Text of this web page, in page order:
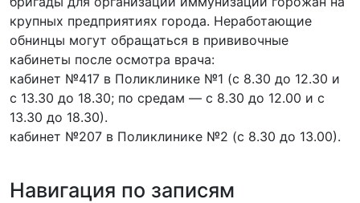
крупных предприятиях города. Неработающие
обнинцы могут обращаться в прививочные
кабинеты после осмотра врача:
кабинет №417 в Поликлинике №1 (с 8.30 до 12.30 и
с 13.30 до 18.30; по средам — с 8.30 до 12.00 и с
13.30 до 18.30).
кабинет №207 в Поликлинике №2 (с 8.30 до 13.00).
Навигация по записям